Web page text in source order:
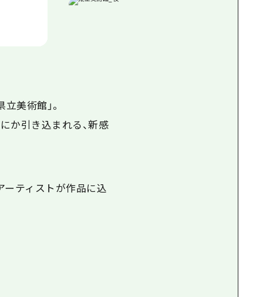
美術館」。
か引き込まれる、新感
ーティストが作品に込